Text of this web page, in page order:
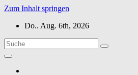
Zum Inhalt springen
Do.. Aug. 6th, 2026